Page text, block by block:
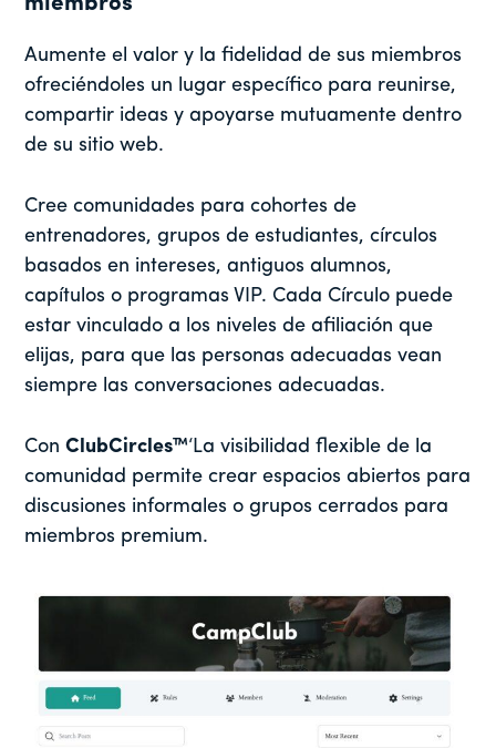
Aumente el valor y la fidelidad de sus miembros
ofreciéndoles un lugar específico para reunirse,
compartir ideas y apoyarse mutuamente dentro
de su sitio web.
Cree comunidades para cohortes de
entrenadores, grupos de estudiantes, círculos
basados en intereses, antiguos alumnos,
capítulos o programas VIP. Cada Círculo puede
estar vinculado a los niveles de afiliación que
elijas, para que las personas adecuadas vean
siempre las conversaciones adecuadas.
ConClubCircles™‘La visibilidad flexible de la
comunidad permite crear espacios abiertos para
discusiones informales o grupos cerrados para
miembros premium.